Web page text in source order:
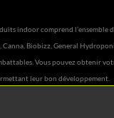
indoor comprend l’ensemble
Biobizz, General
Vous pouvez obtenir
leur bon développement.